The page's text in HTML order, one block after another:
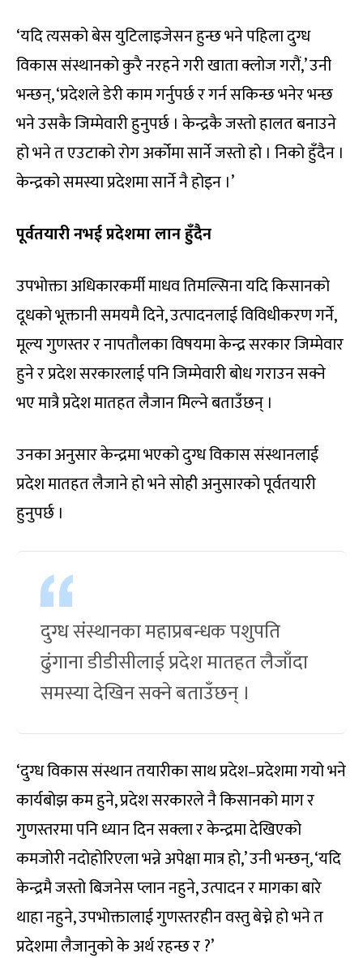
‘यदि त्यसको बेस युटिलाइजेसन हुन्छ भने पहिला दुग्ध
विकास संस्थानको कुरै नरहने गरी खाता क्लोज गरौं,’ उनी
भन्छन्, ‘प्रदेशले डेरी काम गर्नुपर्छ र गर्न सकिन्छ भनेर भन्छ
भने उसकै जिम्मेवारी हुनुपर्छ । केन्द्रकै जस्तो हालत बनाउने
हो भने त एउटाको रोग अर्कोमा सार्ने जस्तो हो । निको हुँदैन ।
केन्द्रको समस्या प्रदेशमा सार्ने नै होइन ।’
पूर्वतयारी नभई प्रदेशमा लान हुँदैन
उपभोक्ता अधिकारकर्मी माधव तिमल्सिना यदि किसानको
दूधको भूक्तानी समयमै दिने, उत्पादनलाई विविधीकरण गर्ने,
मूल्य गुणस्तर र नापतौलका विषयमा केन्द्र सरकार जिम्मेवार
हुने र प्रदेश सरकारलाई पनि जिम्मेवारी बोध गराउन सक्ने
भए मात्रै प्रदेश मातहत लैजान मिल्ने बताउँछन् ।
उनका अनुसार केन्द्रमा भएको दुग्ध विकास संस्थानलाई
प्रदेश मातहत लैजाने हो भने सोही अनुसारको पूर्वतयारी
हुनुपर्छ ।
दुग्ध संस्थानका महाप्रबन्धक पशुपति
ढुंगाना डीडीसीलाई प्रदेश मातहत लैजाँदा
समस्या देखिन सक्ने बताउँछन् ।
‘दुग्ध विकास संस्थान तयारीका साथ प्रदेश–प्रदेशमा गयो भने
कार्यबोझ कम हुने, प्रदेश सरकारले नै किसानको माग र
गुणस्तरमा पनि ध्यान दिन सक्ला र केन्द्रमा देखिएको
कमजोरी नदोहोरिएला भन्ने अपेक्षा मात्र हो,’ उनी भन्छन्, ‘यदि
केन्द्रमै जस्तो बिजनेस प्लान नहुने, उत्पादन र मागका बारे
थाहा नहुने, उपभोक्तालाई गुणस्तरहीन वस्तु बेच्ने हो भने त
प्रदेशमा लैजानुको के अर्थ रहन्छ र ?’